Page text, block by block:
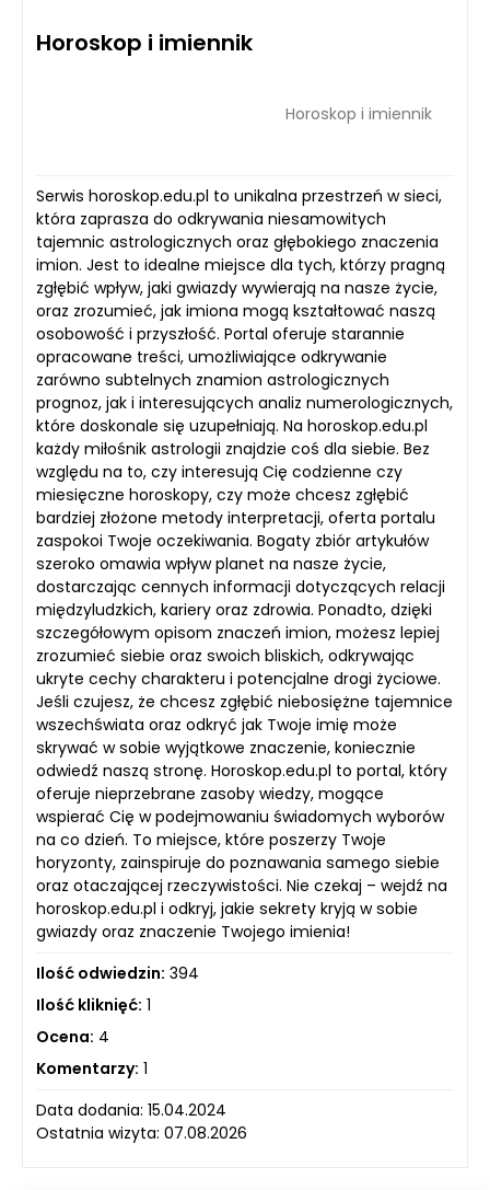
Horoskop i imiennik
Horoskop i imiennik
Serwis horoskop.edu.pl to unikalna przestrzeń w sieci,
która zaprasza do odkrywania niesamowitych
tajemnic astrologicznych oraz głębokiego znaczenia
imion. Jest to idealne miejsce dla tych, którzy pragną
zgłębić wpływ, jaki gwiazdy wywierają na nasze życie,
oraz zrozumieć, jak imiona mogą kształtować naszą
osobowość i przyszłość. Portal oferuje starannie
opracowane treści, umożliwiające odkrywanie
zarówno subtelnych znamion astrologicznych
prognoz, jak i interesujących analiz numerologicznych,
które doskonale się uzupełniają. Na horoskop.edu.pl
każdy miłośnik astrologii znajdzie coś dla siebie. Bez
względu na to, czy interesują Cię codzienne czy
miesięczne horoskopy, czy może chcesz zgłębić
bardziej złożone metody interpretacji, oferta portalu
zaspokoi Twoje oczekiwania. Bogaty zbiór artykułów
szeroko omawia wpływ planet na nasze życie,
dostarczając cennych informacji dotyczących relacji
międzyludzkich, kariery oraz zdrowia. Ponadto, dzięki
szczegółowym opisom znaczeń imion, możesz lepiej
zrozumieć siebie oraz swoich bliskich, odkrywając
ukryte cechy charakteru i potencjalne drogi życiowe.
Jeśli czujesz, że chcesz zgłębić niebosiężne tajemnice
wszechświata oraz odkryć jak Twoje imię może
skrywać w sobie wyjątkowe znaczenie, koniecznie
odwiedź naszą stronę. Horoskop.edu.pl to portal, który
oferuje nieprzebrane zasoby wiedzy, mogące
wspierać Cię w podejmowaniu świadomych wyborów
na co dzień. To miejsce, które poszerzy Twoje
horyzonty, zainspiruje do poznawania samego siebie
oraz otaczającej rzeczywistości. Nie czekaj – wejdź na
horoskop.edu.pl i odkryj, jakie sekrety kryją w sobie
gwiazdy oraz znaczenie Twojego imienia!
Ilość odwiedzin: 394
Ilość kliknięć: 1
Ocena: 4
Komentarzy: 1
Data dodania: 15.04.2024
Ostatnia wizyta: 07.08.2026